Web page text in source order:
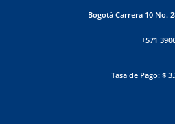
Bogotá Carrera 10
+571
Tasa de Pago: $